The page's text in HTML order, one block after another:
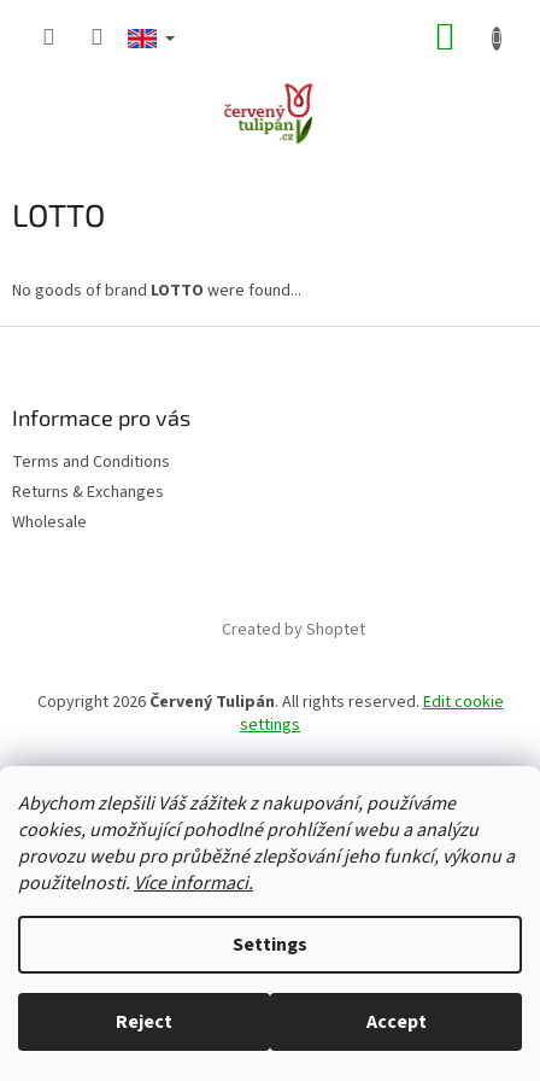
Abychom zlepšili Váš zážitek z nakupování, používáme
cookies, umožňující pohodlné prohlížení webu a analýzu
provozu webu pro průběžné zlepšování jeho funkcí, výkonu a
použitelnosti. Více informaci.
Settings
Reject Accept
Everything in stock, we ship every working day.
LOTTO
No goods of brand LOTTO were found...
Informace pro vás
Terms and Conditions
Returns & Exchanges
Wholesale
Created by Shoptet
Copyright 2026 Červený Tulipán. All rights reserved.Edit cookie
settings